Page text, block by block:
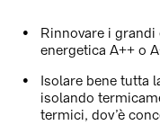
Rinnovare i
energetica A++ o
Isolare bene tutta
isolando
termici, dov’è